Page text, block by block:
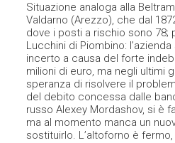
Situazione analoga alla
Valdarno (Arezzo), che dal
dove i posti a rischio sono 78;
Lucchini di Piombino:
incerto a causa del forte
milioni di euro, ma negli ultimi
speranza di risolvere il
del debito concessa dalle
russo Alexey Mordashov, si è
ma al momento manca un
sostituirlo. L’altoforno è